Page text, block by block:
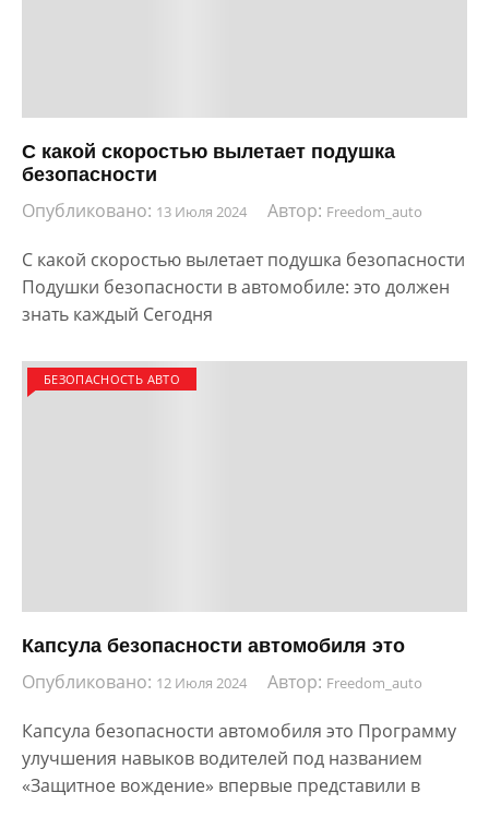
С какой скоростью вылетает подушка
безопасности
Опубликовано: 13 Июля 2024 Автор: Freedom_auto
С какой скоростью вылетает подушка безопасности
Подушки безопасности в автомобиле: это должен
знать каждый Сегодня
БЕЗОПАСНОСТЬ АВТО
Капсула безопасности автомобиля это
Опубликовано: 12 Июля 2024 Автор: Freedom_auto
Капсула безопасности автомобиля это Программу
улучшения навыков водителей под названием
«Защитное вождение» впервые представили в